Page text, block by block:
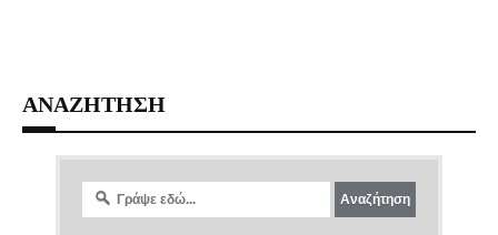
ΑΝΑΖΗΤΗΣΗ